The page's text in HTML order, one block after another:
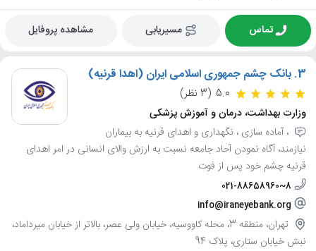
تماس مسیریابی مشاهده پروفایل
3. بانک چشم جمهوری اسلامی ایران (اهدا قرنیه)
5.0 (3 نظر)
وزارت بهداشت، درمان و آموزش پزشکی
، آماده سازی ، نگهداری و اهدای قرنیه به بیماران
نیازمند، آگاه نمودن آحاد جامعه نسبت به ارزش والای انسانی در امر اهدای
قرنیه چشم خود پس از فوت
021-88658960~8
info@iraneyebank.org
تهران، منطقه 3، محله کاووسیه، خیابان ولی عصر، بالاتر از خیابان میرداماد،
نبش خیابان ستاری، پلاک 94